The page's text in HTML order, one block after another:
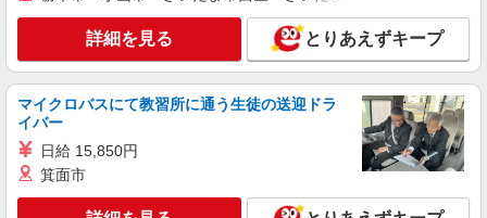
有）★ ゜・。○。・゜+゜・。○。・゜+゜
キープ 詳細を見る
派遣社員
株式会社シエロ
【au】人気機種に詳しくなれる携帯販売
時給1400〜1600円（経験・能力による） ※残
業代支給 ★交通費別途支給（規定あり） ゜
+゜・。○。・゜+゜・。○。・゜+゜ 入社祝い金10
万円支給(規定有) お友達を紹介頂くと, インセンテ
詳細を見る とりあえずキープ
マイクロバスにて教習所に通う生徒の送迎ドラ
イバー
日給 15,850円
箕面市